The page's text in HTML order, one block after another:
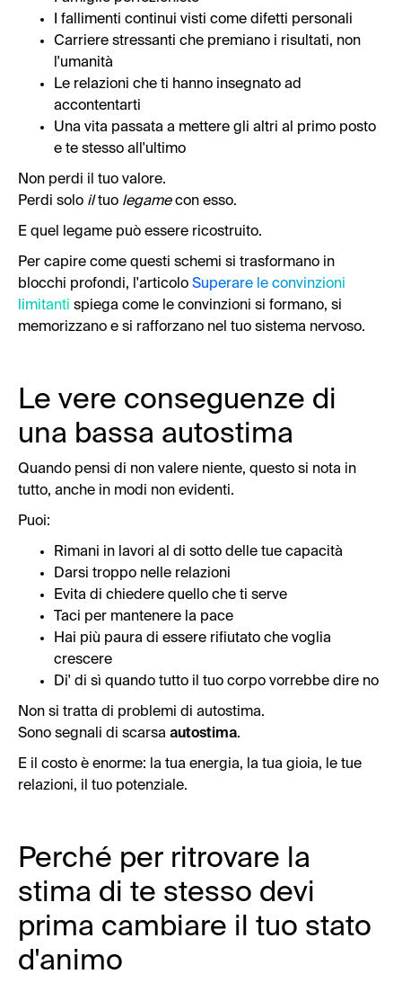
I fallimenti continui visti come difetti personali
Carriere stressanti che premiano i risultati, non
l'umanità
Le relazioni che ti hanno insegnato ad
accontentarti
Una vita passata a mettere gli altri al primo posto
e te stesso all'ultimo
Non perdi il tuo valore.
Perdi solo iltuo legamecon esso.
E quel legame può essere ricostruito.
Per capire come questi schemi si trasformano in
blocchi profondi, l'articolo Superare le convinzioni
limitanti spiega come le convinzioni si formano, si
memorizzano e si rafforzano nel tuo sistema nervoso.
Le vere conseguenze di
una bassa autostima
Quando pensi di non valere niente, questo si nota in
tutto, anche in modi non evidenti.
Puoi:
Rimani in lavori al di sotto delle tue capacità
Darsi troppo nelle relazioni
Evita di chiedere quello che ti serve
Taci per mantenere la pace
Hai più paura di essere rifiutato che voglia
crescere
Di' di sì quando tutto il tuo corpo vorrebbe dire no
Non si tratta di problemi di autostima.
Sono segnali di scarsa autostima.
E il costo è enorme: la tua energia, la tua gioia, le tue
relazioni, il tuo potenziale.
Perché per ritrovare la
stima di te stesso devi
prima cambiare il tuo stato
d'animo